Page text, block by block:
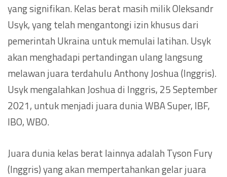
yang signifikan. Kelas berat masih milik Oleksandr
Usyk, yang telah mengantongi izin khusus dari
pemerintah Ukraina untuk memulai latihan. Usyk
akan menghadapi pertandingan ulang langsung
melawan juara terdahulu Anthony Joshua (Inggris).
Usyk mengalahkan Joshua di Inggris, 25 September
2021, untuk menjadi juara dunia WBA Super, IBF,
IBO, WBO.
Juara dunia kelas berat lainnya adalah Tyson Fury
(Inggris) yang akan mempertahankan gelar juara